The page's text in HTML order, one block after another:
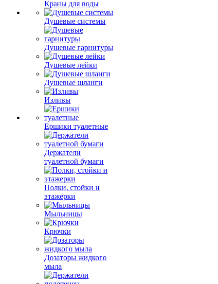
Краны для воды
Душевые системы
Душевые гарнитуры
Душевые лейки
Душевые шланги
Изливы
Ершики туалетные
Держатели
туалетной бумаги
Полки, стойки и
этажерки
Мыльницы
Крючки
Дозаторы жидкого
мыла